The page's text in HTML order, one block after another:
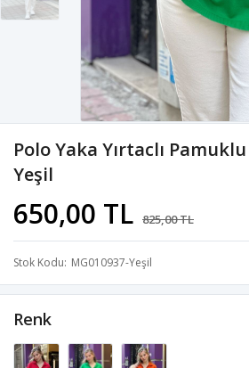
Polo Yaka Yırtaclı
Yeşil
650,00 TL 825,00 TL
Stok Kodu MG010937-Yeşil
Renk